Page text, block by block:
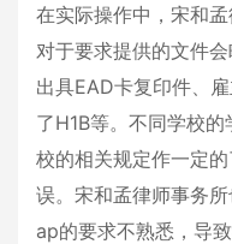
在实际操作中，宋和
对于要求提供的文件
出具EAD卡复印件、
了H1B等。不同学校
校的相关规定作一定
误。宋和孟律师事务
ap的要求不熟悉，导